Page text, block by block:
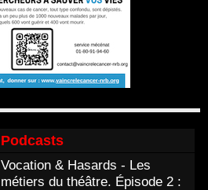
Podcasts
Vocation & Hasards - Les
métiers du théâtre. Épisode 2 :